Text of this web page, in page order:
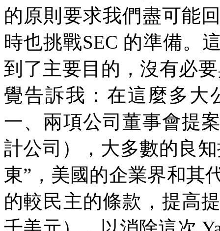
的原則要求我們盡可能
時也挑戰SEC 的準備。
到了主要目的，沒有必
覺告訴我：在這麼多大
一、兩項公司董事會提
計公司），大多數的良
東” ，美國的企業界和其
的較民主的條款，提高